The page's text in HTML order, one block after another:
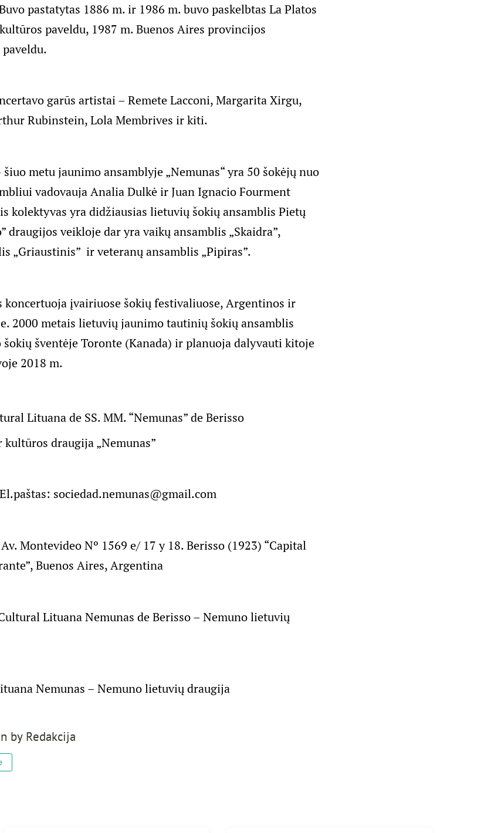
pastatytas 1886 m. ir 1986 m. buvo paskelbtas La Platos
paveldu, 1987 m. Buenos Aires provincijos
garūs artistai – Remete Lacconi, Margarita Xirgu,
Rubinstein, Lola Membrives ir kiti.
metu jaunimo ansamblyje „Nemunas“ yra 50 šokėjų nuo
vadovauja Analia Dulkė ir Juan Ignacio Fourment
kolektyvas yra didžiausias lietuvių šokių ansamblis Pietų
draugijos veikloje dar yra vaikų ansamblis „Skaidra”,
„Griaustinis” ir veteranų ansamblis „Pipiras”.
koncertuoja įvairiuose šokių festivaliuose, Argentinos ir
2000 metais lietuvių jaunimo tautinių šokių ansamblis
šokių šventėje Toronte (Kanada) ir planuoja dalyvauti kitoje
2018 m.
Lituana de SS. MM. “Nemunas” de Berisso
draugija „Nemunas”
sociedad.nemunas@gmail.com
Montevideo Nº 1569 e/ 17 y 18. Berisso (1923) “Capital
Buenos Aires, Argentina
Lituana Nemunas de Berisso – Nemuno lietuvių
Nemunas – Nemuno lietuvių draugija
by Redakcija